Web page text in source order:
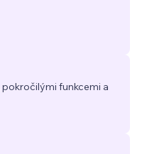
funkcemi a